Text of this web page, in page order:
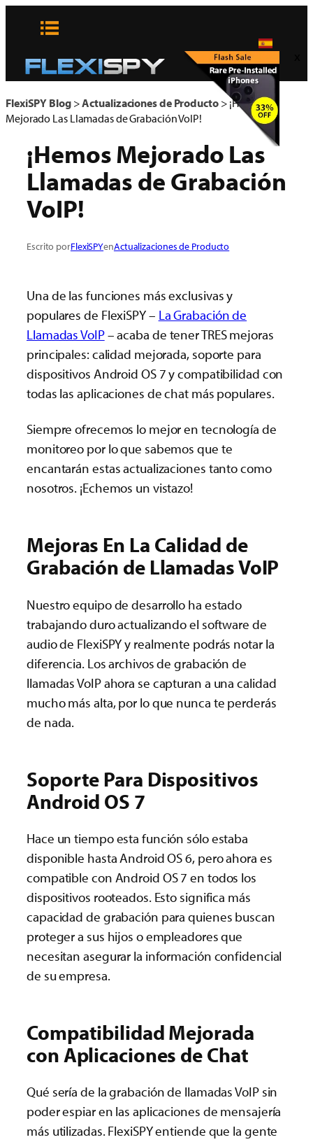
FlexiSPY Blog>Actualizaciones de Producto> ¡Hemos
Mejorado Las Llamadas de Grabación VoIP!
¡Hemos Mejorado Las
Llamadas de Grabación
VoIP!
Escrito porFlexiSPYenActualizaciones de Producto
Una de las funciones más exclusivas y
populares de FlexiSPY – La Grabación de
Llamadas VoIP– acaba de tener TRES mejoras
principales: calidad mejorada, soporte para
dispositivos Android OS 7 y compatibilidad con
todas las aplicaciones de chat más populares.
Siempre ofrecemos lo mejor en tecnología de
monitoreo por lo que sabemos que te
encantarán estas actualizaciones tanto como
nosotros. ¡Echemos un vistazo!
Mejoras En La Calidad de
Grabación de Llamadas VoIP
Nuestro equipo de desarrollo ha estado
trabajando duro actualizando el software de
audio de FlexiSPY y realmente podrás notar la
diferencia. Los archivos de grabación de
llamadas VoIP ahora se capturan a una calidad
mucho más alta, por lo que nunca te perderás
de nada.
Soporte Para Dispositivos
Android OS 7
Hace un tiempo esta función sólo estaba
disponible hasta Android OS 6, pero ahora es
compatible con Android OS 7 en todos los
dispositivos rooteados. Esto significa más
capacidad de grabación para quienes buscan
proteger a sus hijos o empleadores que
necesitan asegurar la información confidencial
de su empresa.
Compatibilidad Mejorada
con Aplicaciones de Chat
Qué sería de la grabación de llamadas VoIP sin
poder espiar en las aplicaciones de mensajería
más utilizadas. FlexiSPY entiende que la gente